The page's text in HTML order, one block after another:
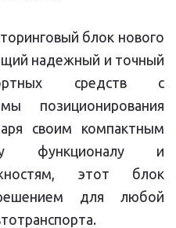
блок нового
надежный и точный
средств с
позиционирования
своим компактным
функционалу и
этот блок
для любой